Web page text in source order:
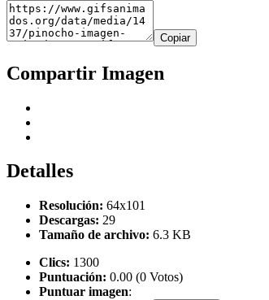
Copiar
Compartir Imagen
Detalles
Resolución: 64x101
Descargas: 29
Tamaño de archivo: 6.3 KB
Clics: 1300
Puntuación: 0.00 (0 Votos)
Puntuar imagen: